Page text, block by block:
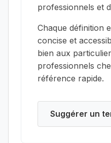
professionnels et
Chaque définition
concise et
bien aux
professionnels
référence rapide.
Suggérer un